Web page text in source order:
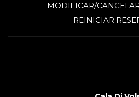
MODIFICAR/
REINICIAR